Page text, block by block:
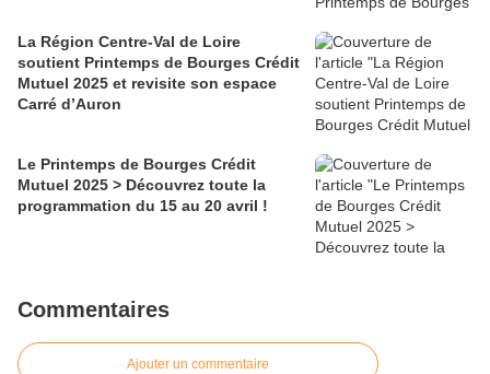
La Région Centre-Val de Loire
soutient Printemps de Bourges Crédit
Mutuel 2025 et revisite son espace
Carré d’Auron
Le Printemps de Bourges Crédit
Mutuel 2025 > Découvrez toute la
programmation du 15 au 20 avril !
Commentaires
Ajouter un commentaire